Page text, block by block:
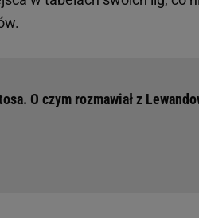
O czym rozmawiał z